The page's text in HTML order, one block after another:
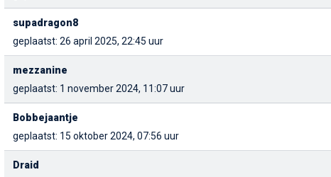
supadragon8
geplaatst: 26 april 2025, 22:45 uur
mezzanine
geplaatst: 1 november 2024, 11:07 uur
Bobbejaantje
geplaatst: 15 oktober 2024, 07:56 uur
Draid